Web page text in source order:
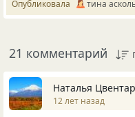
Опубликовала тина
21 комментарий
Наталья
12 лет назад